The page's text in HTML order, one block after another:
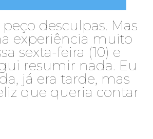
desculpas. Mas
experiência muito
sexta-feira (10) e
resumir nada. Eu
já era tarde, mas
que queria contar